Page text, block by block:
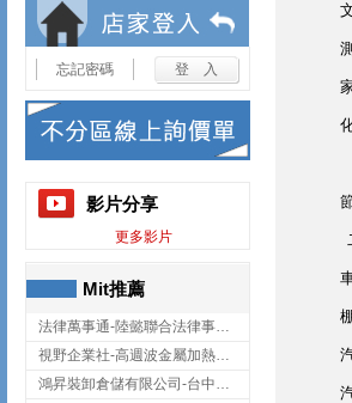
忘記密碼
影片分享
更多影片
Mit推薦
法律萬事通-陸懿聯合法律事務所
視野企業社-高週波金屬加熱設備,彰化高週波金屬加熱設備
鴻昇裝卸倉儲有限公司-台中貨櫃裝卸